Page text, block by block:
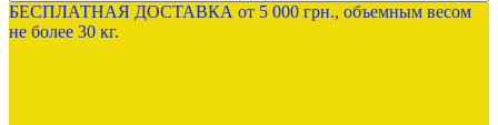
БЕСПЛАТНАЯ ДОСТАВКА от 5 000 грн., объемным весом
не более 30 кг.